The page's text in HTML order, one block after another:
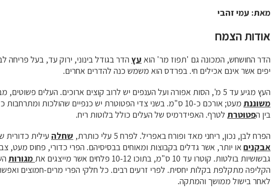
מאת: עמי זהבי
אודות הצמח
הדר החושחש, המכונה גם 'תפוז מר' הוא עץ הדר בגודל בינוני, ירוק עד, בעל פריחה
יפים אשר אינם אכילים חי. בפרדס הוא משמש כנה להדרים אחרים.
העץ מגיע עד 5 מ', הסות אפורה ועל הענפים יש לרוב קוצים ארוכים. העלים פשוטים, מבריקים, שפתם חלקה או
משוננת
מעט; אורכם כ-10 ס"מ. בשני צדי הפטוטרת יש כנפיים שהולכות
בין הפטוטרת לטרף. האפידרמיס של העלים כולל בלוטות ריח.
הפרח לבן, נכון, ריחני מאד ופורח באפריל. לפרח 5 עלי כותרת,
שחלה עילית כדורית
אבקניםאו יותר, אשר גדלים בקבוצות ומאוחים בבסיסיהם. הפרי כדורי, פחוס מעט,
גבשושיות בולטות. קוטרו עד 10 ס"מ, בתוכו 10-12 פלחים אשר מייצגים את
מגורות
הקליפה מתקלפת בקלות יחסית. לפרי זרעים רבים. כל חלקי הפרי מרים-חמוצים
לאחר בישול ממושך והמתקה.